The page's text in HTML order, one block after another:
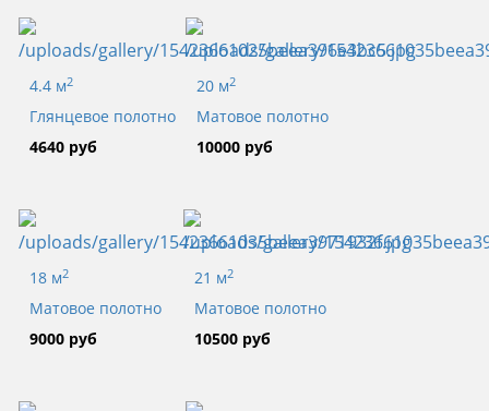
4.4 м2
Глянцевое полотно
4640 руб
20 м2
Матовое полотно
10000 руб
18 м2
Матовое полотно
9000 руб
21 м2
Матовое полотно
10500 руб